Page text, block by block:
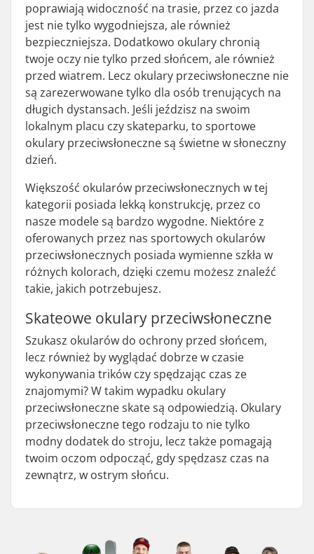
poprawiają widoczność na trasie, przez co jazda
jest nie tylko wygodniejsza, ale również
bezpieczniejsza. Dodatkowo okulary chronią
twoje oczy nie tylko przed słońcem, ale również
przed wiatrem. Lecz okulary przeciwsłoneczne nie
są zarezerwowane tylko dla osób trenujących na
długich dystansach. Jeśli jeździsz na swoim
lokalnym placu czy skateparku, to sportowe
okulary przeciwsłoneczne są świetne w słoneczny
dzień.
Większość okularów przeciwsłonecznych w tej
kategorii posiada lekką konstrukcję, przez co
nasze modele są bardzo wygodne. Niektóre z
oferowanych przez nas sportowych okularów
przeciwsłonecznych posiada wymienne szkła w
różnych kolorach, dzięki czemu możesz znaleźć
takie, jakich potrzebujesz.
Skateowe okulary przeciwsłoneczne
Szukasz okularów do ochrony przed słońcem,
lecz również by wyglądać dobrze w czasie
wykonywania trików czy spędzając czas ze
znajomymi? W takim wypadku okulary
przeciwsłoneczne skate są odpowiedzią. Okulary
przeciwsłoneczne tego rodzaju to nie tylko
modny dodatek do stroju, lecz także pomagają
twoim oczom odpocząć, gdy spędzasz czas na
zewnątrz, w ostrym słońcu.